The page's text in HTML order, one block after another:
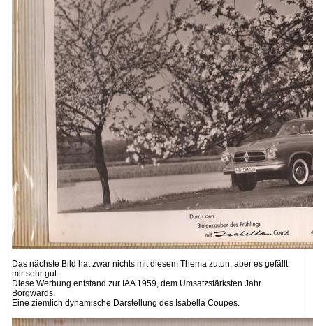
Das nächste Bild hat zwar nichts mit diesem Thema zutun, aber es gefällt
mir sehr gut.
Diese Werbung entstand zur IAA 1959, dem Umsatzstärksten Jahr
Borgwards.
Eine ziemlich dynamische Darstellung des Isabella Coupes.